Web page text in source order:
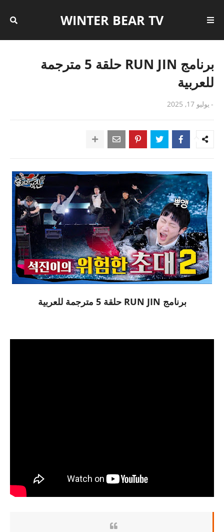
WINTER BEAR TV
برنامج RUN JIN حلقة 5 مترجمة
للعربية
- يوليو 17, 2025
برنامج RUN JIN حلقة 5 مترجمة للعربية